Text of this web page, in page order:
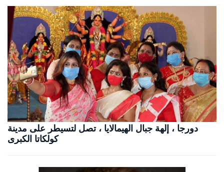
دورجا ، إلهة جبال الهيمالايا ، تصل لتسيطر على مدينة
كولكاتا الكبرى